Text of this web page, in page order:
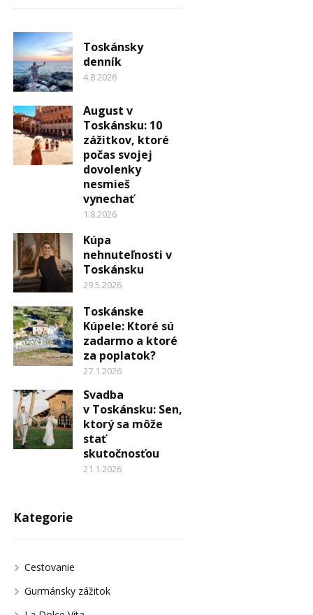
Toskánsky
denník
4.8.2026
August v
Toskánsku: 10
zážitkov, ktoré
počas svojej
dovolenky
nesmieš
vynechať
1.8.2026
Kúpa
nehnuteľnosti v
Toskánsku
29.5.2026
Toskánske
Kúpele: Ktoré sú
zadarmo a ktoré
za poplatok?
27.1.2026
Svadba
v Toskánsku: Sen,
ktorý sa môže
stať
skutočnosťou
21.1.2026
Kategorie
Cestovanie
Gurmánsky zážitok